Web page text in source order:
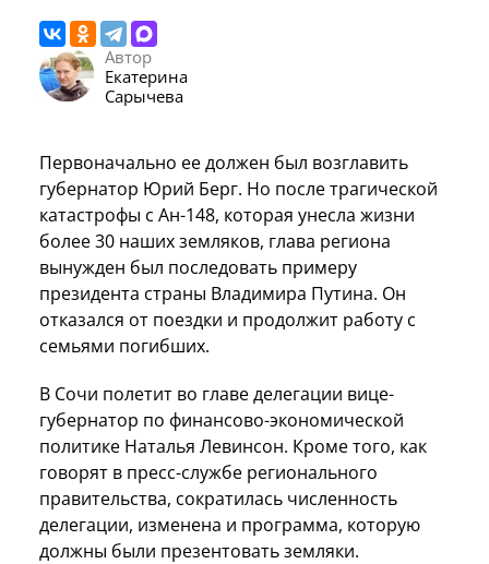
Автор
Екатерина
Сарычева
Первоначально ее должен был возглавить
губернатор Юрий Берг. Но после трагической
катастрофы с Ан-148, которая унесла жизни
более 30 наших земляков, глава региона
вынужден был последовать примеру
президента страны Владимира Путина. Он
отказался от поездки и продолжит работу с
семьями погибших.
В Сочи полетит во главе делегации вице-
губернатор по финансово-экономической
политике Наталья Левинсон. Кроме того, как
говорят в пресс-службе регионального
правительства, сократилась численность
делегации, изменена и программа, которую
должны были презентовать земляки.